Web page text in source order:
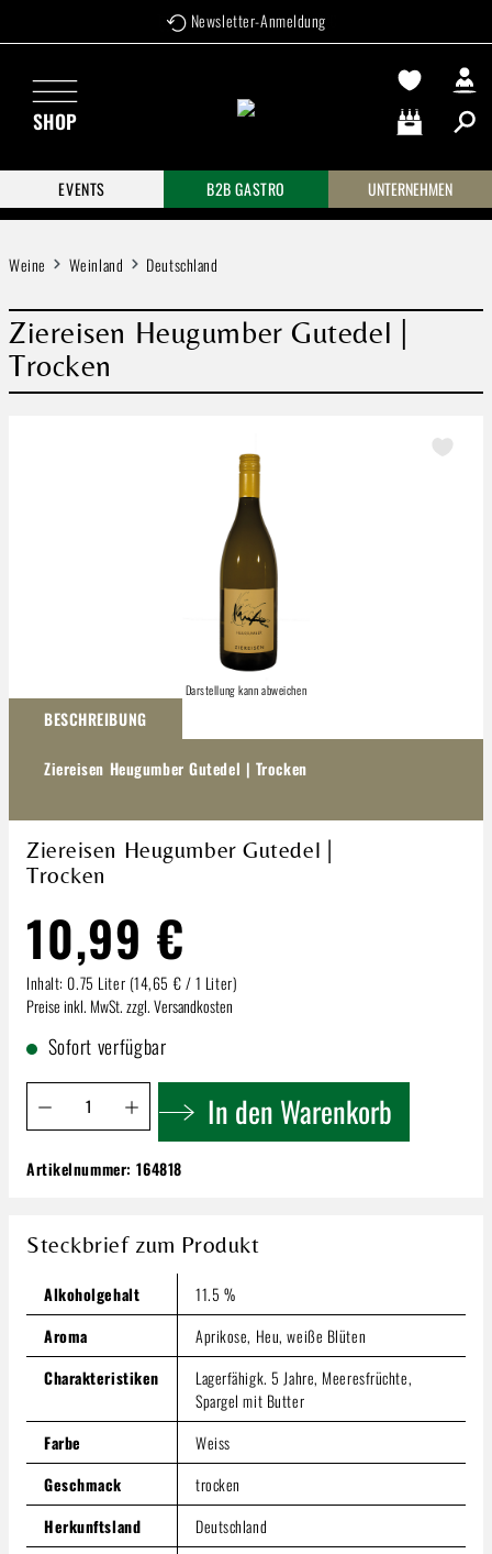
Zum Hauptinhalt springen Newsletter-Anmeldung
SHOP
Warenkorb
EVENTS
B2B GASTRO UNTERNEHMEN
Weine Weinland Deutschland
Ziereisen Heugumber Gutedel |
Trocken
Darstellung kann abweichen
BESCHREIBUNG
Ziereisen Heugumber Gutedel | Trocken
Ziereisen Heugumber Gutedel |
Trocken
10,99 €
Inhalt: 0.75 Liter (14,65 € / 1 Liter)
Preise inkl. MwSt. zzgl. Versandkosten
Sofort verfügbar
Produkt Anzahl: Gib den gewünschten Wert ein oder
In den Warenkorb
Ziereisen Heugumber Gutedel | Trocken
Inhalt:0.75 Liter(14,65 € / 1 Liter)
Preise inkl. MwSt. zzgl. Versandkosten
Produkt Anzahl: Gib den gewünschten Wert ein oder
In den Warenkorb
Artikelnummer:164818
Steckbrief zum Produkt
Alkoholgehalt
11.5 %
Aroma
Aprikose, Heu, weiße Blüten
Charakteristiken
Lagerfähigk. 5 Jahre, Meeresfrüchte,
Spargel mit Butter
Farbe
Weiss
Geschmack
trocken
Herkunftsland
Deutschland